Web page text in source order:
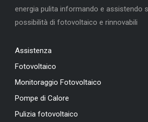
energia pulita informando e assistendo
possibilità di fotovoltaico e rinnovabili
Assistenza
Fotovoltaico
Monitoraggio Fotovoltaico
Pompe di Calore
Pulizia fotovoltaico